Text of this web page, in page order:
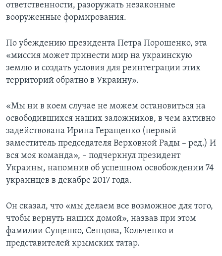
ответственности, разоружать незаконные
вооруженные формирования.
По убеждению президента Петра Порошенко, эта
«миссия может принести мир на украинскую
землю и создать условия для реинтеграции этих
территорий обратно в Украину».
«Мы ни в коем случае не можем остановиться на
освободившихся наших заложников, в чем активно
задействована Ирина Геращенко (первый
заместитель председателя Верховной Рады – ред.) И
вся моя команда», – подчеркнул президент
Украины, напомнив об успешном освобождении 74
украинцев в декабре 2017 года.
Он сказал, что «мы делаем все возможное для того,
чтобы вернуть наших домой», назвав при этом
фамилии Сущенко, Сенцова, Кольченко и
представителей крымских татар.